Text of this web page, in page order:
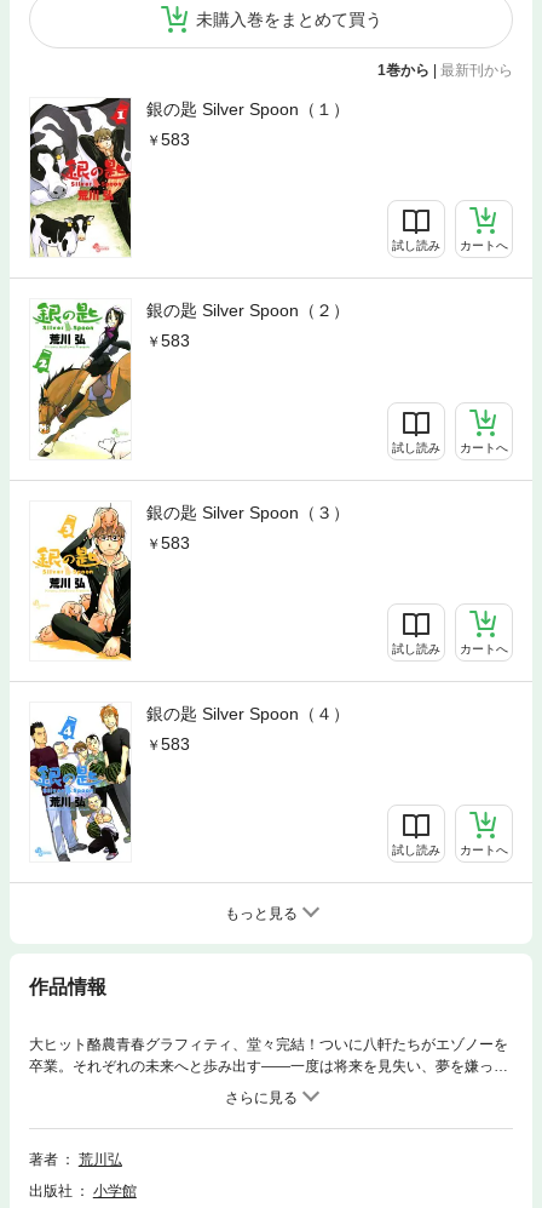
未購入巻をまとめて買う
1巻から 最新刊から
銀の匙 Silver Spoon（１）
583
試し読み カートへ
銀の匙 Silver Spoon（２）
583
試し読み カートへ
銀の匙 Silver Spoon（３）
583
試し読み カートへ
銀の匙 Silver Spoon（４）
583
試し読み カートへ
もっと見る
作品情報
大ヒット酪農青春グラフィティ、堂々完結！ついに八軒たちがエゾノーを
卒業。それぞれの未来へと歩み出す――一度は将来を見失い、夢を嫌って
いた少年は、いつしか、自身の目標に向かってひた走るだけでなく、仲間
の背中を押す存在になっていた。汗と涙と土にまみれた物語、ここに完
結！！
著者
荒川弘
出版社
小学館